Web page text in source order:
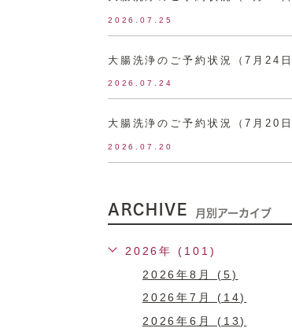
2026.07.25
大腸洗浄のご予約状況（7月24日
2026.07.24
大腸洗浄のご予約状況（7月20日
2026.07.20
ARCHIVE 月別アーカイブ
2026年 (101)
2026年8月 (5)
2026年7月 (14)
2026年6月 (13)